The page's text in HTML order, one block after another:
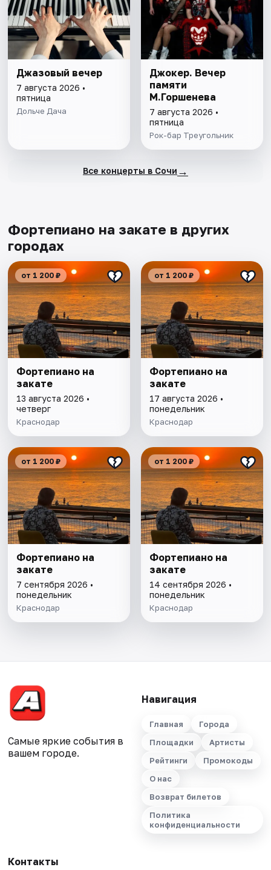
Джазовый вечер
7 августа 2026 •
пятница
Дольче Дача
Джокер. Вечер
памяти
М.Горшенева
7 августа 2026 •
пятница
Рок-бар Треугольник
Все концерты в Сочи →
Фортепиано на закате в других
городах
от 1 200 ₽
Фортепиано на
закате
13 августа 2026 •
четверг
Краснодар
от 1 200 ₽
Фортепиано на
закате
17 августа 2026 •
понедельник
Краснодар
от 1 200 ₽
Фортепиано на
закате
7 сентября 2026 •
понедельник
Краснодар
от 1 200 ₽
Фортепиано на
закате
14 сентября 2026 •
понедельник
Краснодар
Самые яркие события в
вашем городе.
Навигация
Главная
Города
Площадки
Артисты
Рейтинги
Промокоды
О нас
Возврат билетов
Политика
конфиденциальности
Контакты